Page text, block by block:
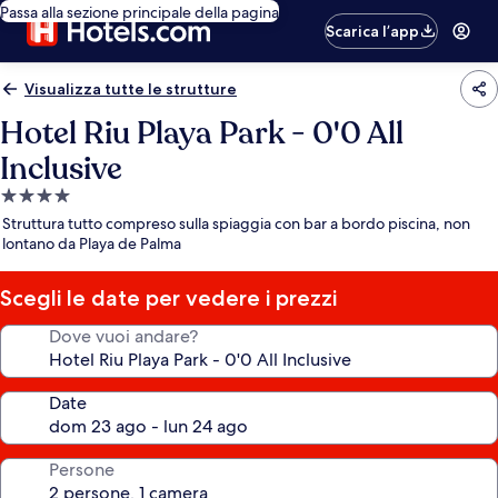
Passa alla sezione principale della pagina
Scarica l’app
Visualizza tutte le strutture
Hotel Riu Playa Park - 0'0 All
Inclusive
Struttura
a
4.0
stelle
Struttura tutto compreso sulla spiaggia con bar a bordo piscina, non
lontano da Playa de Palma
Scegli le date per vedere i prezzi
Dove vuoi andare?
Date
Persone